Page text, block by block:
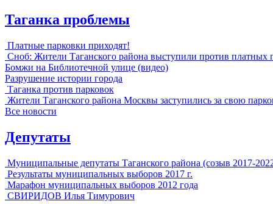
Таганка проблемы
Платные парковки приходят!
Сноб: Жители Таганского района выступили против платных
Бомжи на Библиотечной улице (видео)
Разрушение истории города
Таганка против парковок
Жители Таганского района Москвы заступились за свою
Все новости
Депутаты
Муниципальные депутаты Таганского района (созыв 2017-
Результаты муниципальных выборов 2017 г.
Марафон муниципальных выборов 2012 года
СВИРИДОВ Илья Тимурович